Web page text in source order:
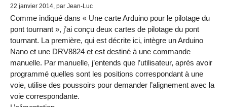
22 janvier 2014 , par Jean-Luc
Comme indiqué dans « Une carte Arduino pour le pilotage du
pont tournant », j’ai conçu deux cartes de pilotage du pont
tournant. La première, qui est décrite ici, intègre un Arduino
Nano et une DRV8824 et est destiné à une commande
manuelle. Par manuelle, j’entends que l’utilisateur, après avoir
programmé quelles sont les positions correspondant à une
voie, utilise des poussoirs pour demander l’alignement avec la
voie correspondante.